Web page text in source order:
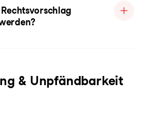
& Unpfändbarkeit